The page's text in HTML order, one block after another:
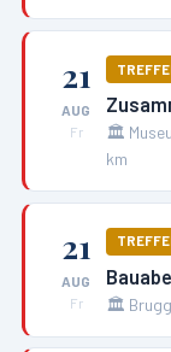
21
AUG
Fr
🏛️
km
21
AUG
Fr
🏛️